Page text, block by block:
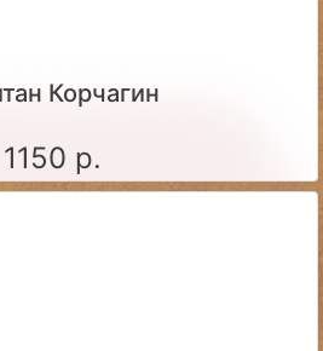
Корчагин
1150 р.